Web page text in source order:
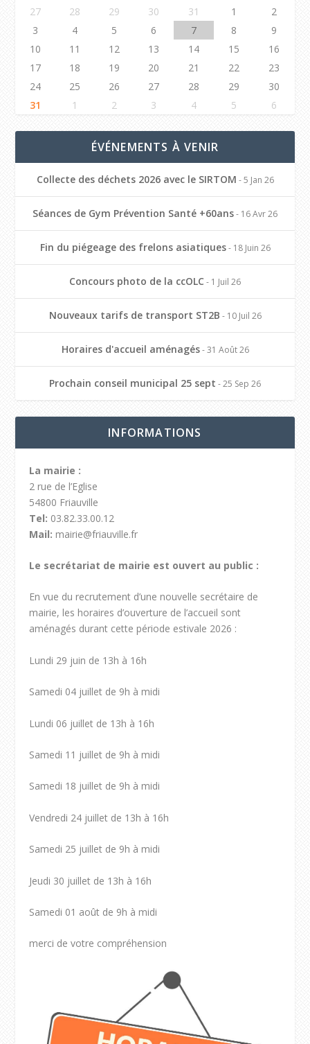
27
28 29 30 31 1
2
3
4 5 6 7 8
9
10
11 12 13 14 15
16
17
18 19 20 21 22
23
24
25 26 27 28 29
30
31
1 2 3 4 5 6
ÉVÉNEMENTS À VENIR
Collecte des déchets 2026 avec le SIRTOM - 5 Jan 26
Séances de Gym Prévention Santé +60ans- 16 Avr 26
Fin du piégeage des frelons asiatiques- 18 Juin 26
Concours photo de la ccOLC - 1 Juil 26
Nouveaux tarifs de transport ST2B - 10 Juil 26
Horaires d'accueil aménagés- 31 Août 26
Prochain conseil municipal 25 sept - 25 Sep 26
INFORMATIONS
La mairie :
2 rue de l’Eglise
54800 Friauville
Tel: 03.82.33.00.12
Mail: mairie@friauville.fr
Le secrétariat de mairie est ouvert au public :
En vue du recrutement d’une nouvelle secrétaire de
mairie, les horaires d’ouverture de l’accueil sont
aménagés durant cette période estivale 2026 :
Lundi 29 juin de 13h à 16h
Samedi 04 juillet de 9h à midi
Lundi 06 juillet de 13h à 16h
Samedi 11 juillet de 9h à midi
Samedi 18 juillet de 9h à midi
Vendredi 24 juillet de 13h à 16h
Samedi 25 juillet de 9h à midi
Jeudi 30 juillet de 13h à 16h
Samedi 01 août de 9h à midi
merci de votre compréhension